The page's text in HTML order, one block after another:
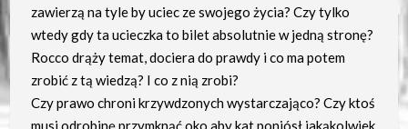
zawierzą na tyle by uciec ze swojego życia? Czy tylko
wtedy gdy ta ucieczka to bilet absolutnie w jedną stronę?
Rocco drąży temat, dociera do prawdy i co ma potem
zrobić z tą wiedzą? I co z nią zrobi?
Czy prawo chroni krzywdzonych wystarczająco? Czy ktoś
musi odrobinę przymknąć oko aby kat poniósł jakąkolwiek